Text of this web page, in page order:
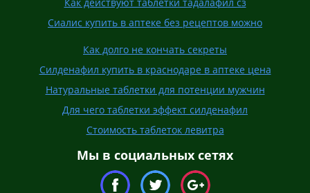
Сиалис купить в аптеке без рецептов можно
Как долго не кончать секреты
Силденафил купить в краснодаре в аптеке цена
Натуральные таблетки для потенции мужчин
Для чего таблетки эффект силденафил
Стоимость таблеток левитра
Мы в социальных сетях